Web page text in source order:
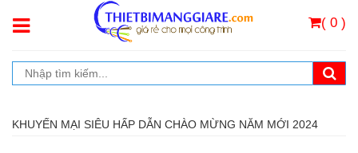
( 0 )
KHUYẾN MẠI SIÊU HẤP DẪN CHÀO MỪNG NĂM MỚI 2024